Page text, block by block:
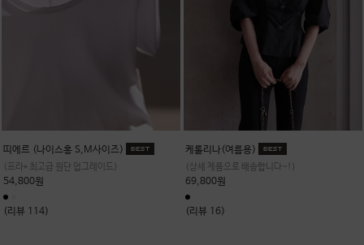
띠에르 (나이스홍 S,M사이즈)
(프라* 최고급 원단 업그레이드)
54,800원
(리뷰 114)
케롤리나(여름용)
(상세 제품으로 배송합니다~!)
69,800원
(리뷰 16)